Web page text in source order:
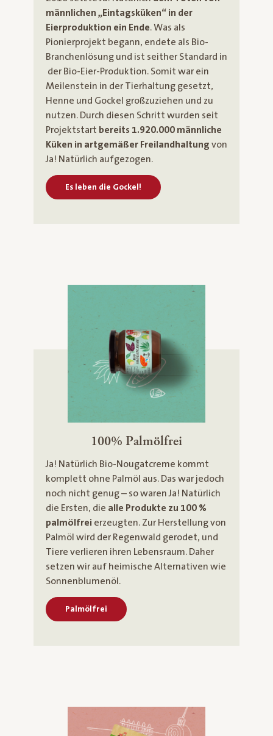
männlichen „Eintagsküken“ in der
Eierproduktion ein Ende. Was als
Pionierprojekt begann, endete als Bio-
Branchenlösung und ist seither Standard in
der Bio-Eier-Produktion. Somit war ein
Meilenstein in der Tierhaltung gesetzt,
Henne und Gockel großzuziehen und zu
nutzen. Durch diesen Schritt wurden seit
Projektstart bereits 1.920.000 männliche
Küken in artgemäßer Freilandhaltung von
Ja! Natürlich aufgezogen.
Es leben die Gockel!
100% Palmölfrei
Ja! Natürlich Bio-Nougatcreme kommt
komplett ohne Palmöl aus. Das war jedoch
noch nicht genug – so waren Ja! Natürlich
die Ersten, die alle Produkte zu 100 %
palmölfrei erzeugten. Zur Herstellung von
Palmöl wird der Regenwald gerodet, und
Tiere verlieren ihren Lebensraum. Daher
setzen wir auf heimische Alternativen wie
Sonnenblumenöl.
Palmölfrei